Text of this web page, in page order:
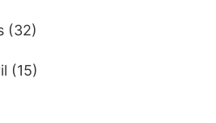
(32)
(15)